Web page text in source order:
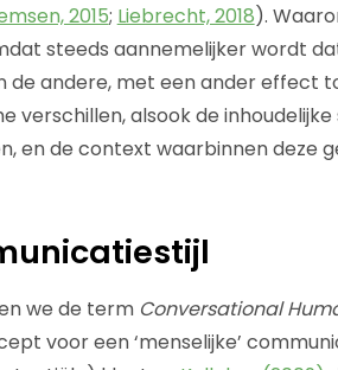
2015; Liebrecht, 2018).
steeds aannemelijker wordt
de andere, met een ander effect
alsook de
en de context waarbinnen deze
we de term Conversational
voor een ‘menselijke’